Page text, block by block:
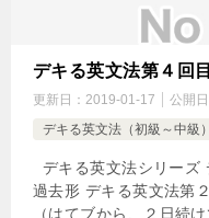
デキる英文法第４回
更新日： 2019-01-17 公開日
デキる英文法（初級～中級）
デキる英文法シリーズ
過去形 デキる英文法第
（はてブから、２日続